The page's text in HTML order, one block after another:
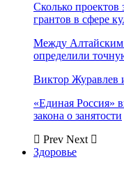
Сколько проектов
грантов в сфере
Между Алтайским
определили
Виктор Журавлев
«Единая Россия»
закона о занятости
Prev Next
Здоровье